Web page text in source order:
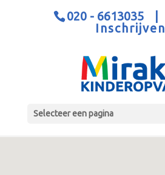
020 - 6613035
Inschrijven
Selecteer een pagina